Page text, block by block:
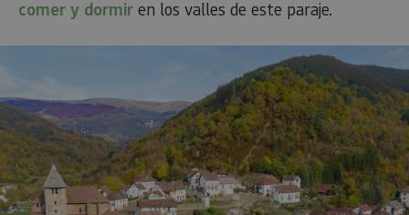
comer y dormir en los valles de este paraje.
incluye
página
sitio y se
para
datos de
sesiones
los
análisis